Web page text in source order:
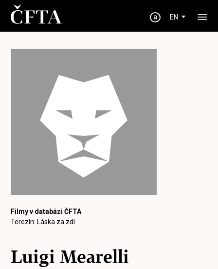
EN
Filmy v databázi ČFTA
Terezín: Láska za zdí
Luigi Mearelli